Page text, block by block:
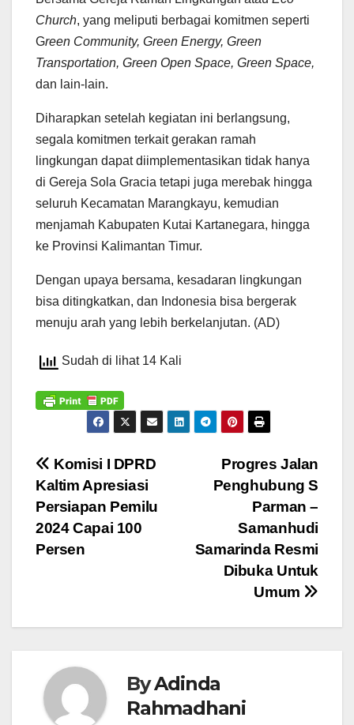
Church, yang meliputi berbagai komitmen seperti
Green Community, Green Energy, Green
Transportation, Green Open Space, Green Space,
dan lain-lain.
Diharapkan setelah kegiatan ini berlangsung,
segala komitmen terkait gerakan ramah
lingkungan dapat diimplementasikan tidak hanya
di Gereja Sola Gracia tetapi juga merebak hingga
seluruh Kecamatan Marangkayu, kemudian
menjamah Kabupaten Kutai Kartanegara, hingga
ke Provinsi Kalimantan Timur.
Dengan upaya bersama, kesadaran lingkungan
bisa ditingkatkan, dan Indonesia bisa bergerak
menuju arah yang lebih berkelanjutan. (AD)
Sudah di lihat 14 Kali
Navigasi
pos
Progres Jalan
Penghubung S
Parman –
Samanhudi
Samarinda Resmi
Dibuka Untuk
Umum
Komisi I DPRD
Kaltim Apresiasi
Persiapan Pemilu
2024 Capai 100
Persen
ByAdinda
Rahmadhani